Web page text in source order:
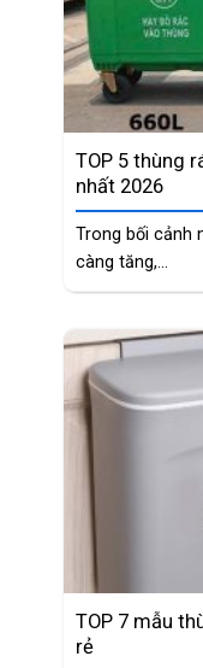
TOP 5 thùng
nhất 2026
Trong bối cảnh
càng tăng,...
TOP 7 mẫu
rẻ